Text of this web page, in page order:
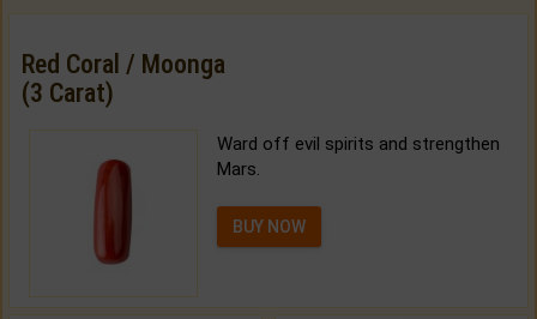
Red Coral / Moonga
(3 Carat)
Ward off evil spirits and strengthen
Mars.
BUY NOW